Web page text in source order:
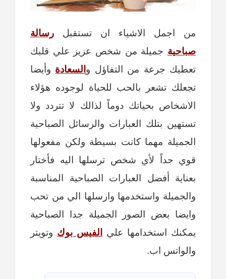
من اجمل الاشياء ان تستقبل رسالة
صباحية جميلة من شخص عزيز علي قلبك
تعطيك جرعة من التفاؤل و السعادة وأيضا
تجعلك تشعر بالحب للحياة لوجوده هؤلاء
الاشخاص بحياتك دوماً لذالك لا تتردد ولا
تستهين بتلك العبارات والرسائل الصباحية
الجميلة مهما كانت بسيطة ولكن مفعولها
قوي جداً لأي شخص ترسلها اليه فأختار
بعناية أفضل العبارات الصباحية المناسبة
والجميلة واستخدمها وارسلها الي من تحب
وايضا بعض الصور الجميلة جدا الصباحية
يمكنك استخدامها علي
الفيس بوك وتويتر
والواتس اب.